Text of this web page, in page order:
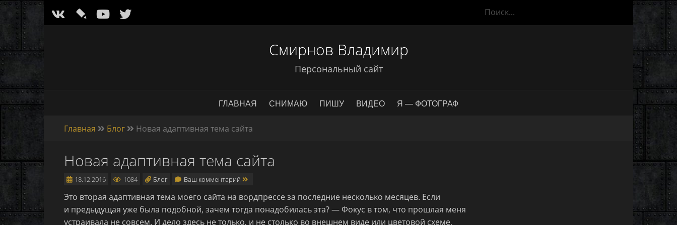
l
Смирнов Владимир
Персональный сайт
ГЛАВНАЯ СНИМАЮ ПИШУ ВИДЕО Я — ФОТОГРАФ
Главная Блог Новая адаптивная тема сайта
Новая адаптивная тема сайта
18.12.2016 1084 Блог Ваш комментарий
Это вторая адаптивная тема моего сайта на вордпрессе за последние несколько месяцев. Если
и предыдущая уже была подобной, зачем тогда понадобилась эта? — Фокус в том, что прошлая меня
устраивала не совсем. И дело здесь не только, и не столько во внешнем виде или цветовой схеме,